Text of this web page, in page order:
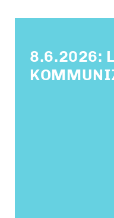
8.6.2026: